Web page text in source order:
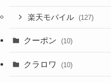
楽天モバイル (127)
クーポン (10)
クラロワ (10)